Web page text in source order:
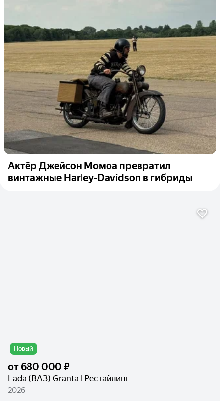
Актёр Джейсон Момоа превратил
винтажные Harley-Davidson в гибриды
Новый
от680 000 ₽
Lada (ВАЗ) Granta I Рестайлинг
2026